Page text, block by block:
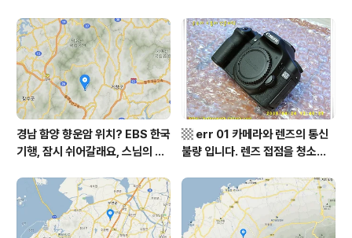
역, 평가원 2019년 고3 9월 영어
영역 외국어영역 전문 해석, Engli
sh to Korean translation
부 화천군 비수구미 낙타민박 어
디? / 강원도 화천군 가볼 만한 곳
비수구미 마을, 파로호
경남 함양 향운암 위치? EBS 한국
기행, 잠시 쉬어갈래요, 스님의 어
상남도 함양군 가볼 만한 곳, 용추
계곡 향운암 명천스님, 덕유산 황
석산 거망산 기백산
▩ err 01 카메라와 렌즈의 통신
불량 입니다. 렌즈 접점을 청소하